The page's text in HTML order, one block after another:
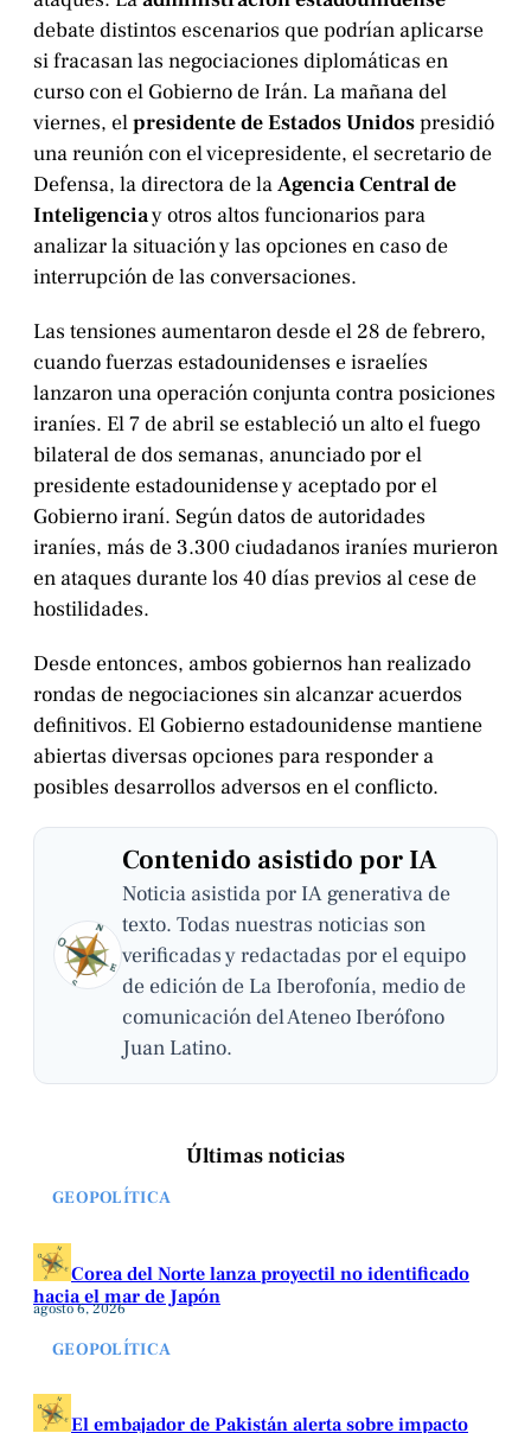
debate distintos escenarios que podrían aplicarse
si fracasan las negociaciones diplomáticas en
curso con el Gobierno de Irán. La mañana del
viernes, elpresidente de Estados Unidospresidió
una reunión con el vicepresidente, el secretario de
Defensa, la directora de laAgencia Central de
Inteligenciay otros altos funcionarios para
analizar la situación y las opciones en caso de
interrupción de las conversaciones.
Las tensiones aumentaron desde el 28 de febrero,
cuando fuerzas estadounidenses e israelíes
lanzaron una operación conjunta contra posiciones
iraníes. El 7 de abril se estableció un alto el fuego
bilateral de dos semanas, anunciado por el
presidente estadounidense y aceptado por el
Gobierno iraní. Según datos de autoridades
iraníes, más de 3.300 ciudadanos iraníes murieron
en ataques durante los 40 días previos al cese de
hostilidades.
Desde entonces, ambos gobiernos han realizado
rondas de negociaciones sin alcanzar acuerdos
definitivos. El Gobierno estadounidense mantiene
abiertas diversas opciones para responder a
posibles desarrollos adversos en el conflicto.
Contenido asistido por IA
Noticia asistida por IA generativa de
texto. Todas nuestras noticias son
verificadas y redactadas por el equipo
de edición de La Iberofonía, medio de
comunicación del Ateneo Iberófono
Juan Latino.
Últimas noticias
GEOPOLÍTICA
Corea del Norte lanza proyectil no identificado
hacia el mar de Japón
agosto 6, 2026
GEOPOLÍTICA
El embajador de Pakistán alerta sobre impacto